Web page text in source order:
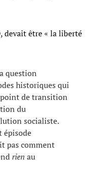
devait être « la liberté
question
historiques qui
de transition
du
socialiste.
épisode
pas comment
rien au